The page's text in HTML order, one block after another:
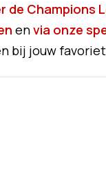
Champions
envia onze
bij jouw